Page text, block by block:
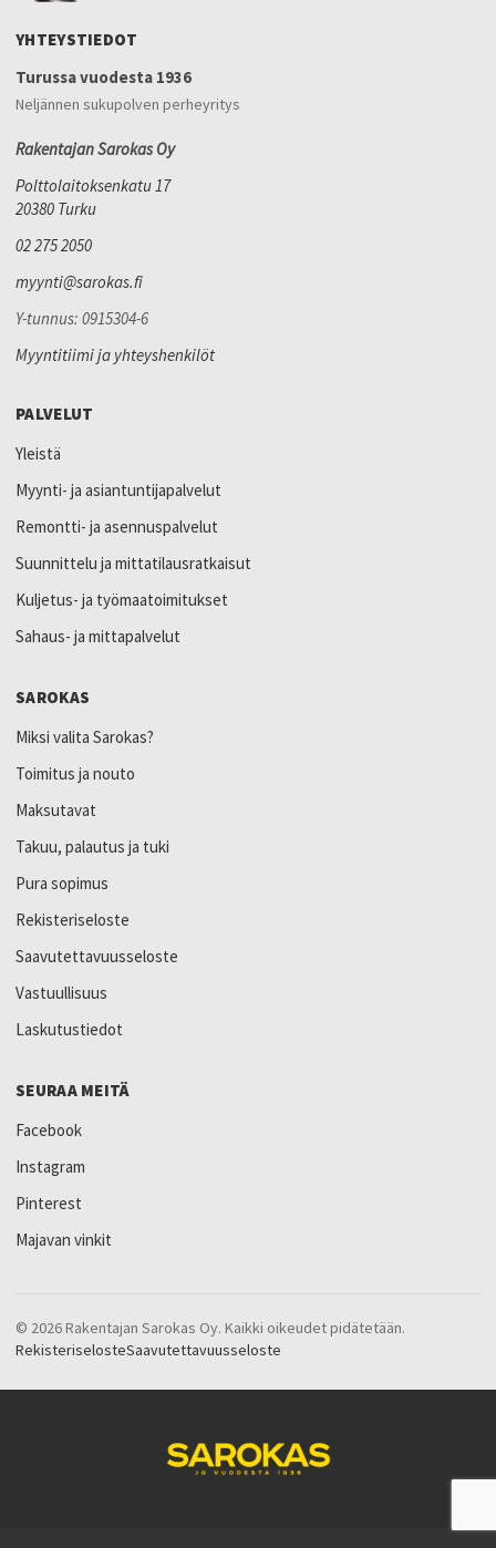
YHTEYSTIEDOT
Turussa vuodesta 1936
Neljännen sukupolven perheyritys
Rakentajan Sarokas Oy
Polttolaitoksenkatu 17
20380 Turku
02 275 2050
myynti@sarokas.fi
Y-tunnus: 0915304-6
Myyntitiimi ja yhteyshenkilöt
PALVELUT
Yleistä
Myynti- ja asiantuntijapalvelut
Remontti- ja asennuspalvelut
Suunnittelu ja mittatilausratkaisut
Kuljetus- ja työmaatoimitukset
Sahaus- ja mittapalvelut
SAROKAS
Miksi valita Sarokas?
Toimitus ja nouto
Maksutavat
Takuu, palautus ja tuki
Pura sopimus
Rekisteriseloste
Saavutettavuusseloste
Vastuullisuus
Laskutustiedot
SEURAA MEITÄ
Facebook
Instagram
Pinterest
Majavan vinkit
© 2026 Rakentajan Sarokas Oy. Kaikki oikeudet pidätetään.
RekisteriselosteSaavutettavuusseloste